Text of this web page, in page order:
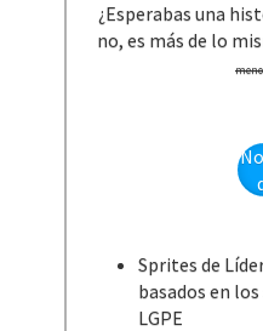
¿Esperabas una
no, es más de lo
Sprites de
basados en
LGPE​